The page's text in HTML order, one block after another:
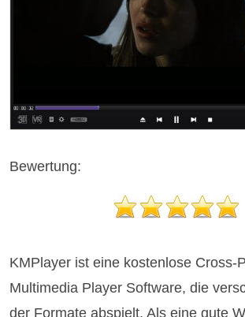
Bewertung:
KMPlayer ist eine kostenlose Cross-
Multimedia Player Software, die
der Formate abspielt. Als eine gute